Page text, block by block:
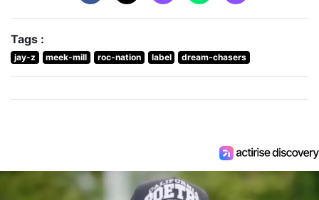
Tags :
jay-z meek-mill roc-nation label dream-chasers